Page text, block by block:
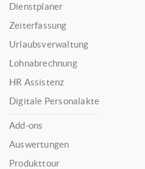
Dienstplaner
Zeiterfassung
Urlaubsverwaltung
Lohnabrechnung
HR Assistenz
Digitale Personalakte
Add-ons
Auswertungen
Produkttour